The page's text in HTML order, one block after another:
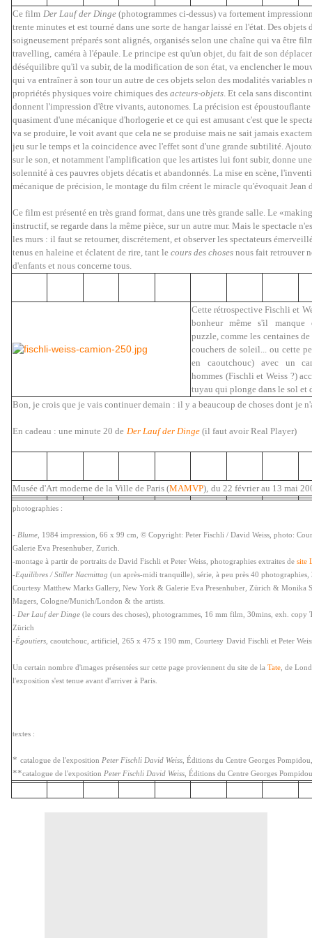
Ce film Der Lauf der Dinge (photogrammes ci-dessus) va fortement
trente minutes et est tourné dans une sorte de hangar laissé en l'état. Des objets
soigneusement préparés sont alignés, organisés selon une chaîne qui va être
travelling, caméra à l'épaule. Le principe est qu'un objet, du fait de son
déséquilibre qu'il va subir, de la modification de son état, va enclencher le
qui va entraîner à son tour un autre de ces objets selon des modalités variables
propriétés physiques voire chimiques des acteurs-objets. Et cela sans
donnent l'impression d'être vivants, autonomes. La précision est
quasiment d'une mécanique d'horlogerie et ce qui est amusant c'est que le
va se produire, le voit avant que cela ne se produise mais ne sait jamais
jeu sur le temps et la coincidence avec l'effet sont d'une grande subtilité.
sur le son, et notamment l'amplification que les artistes lui font subir, donne une
solennité à ces pauvres objets décatis et abandonnés. La mise en scène,
mécanique de précision, le montage du film créent le miracle qu'évoquait Jean
Ce film est présenté en très grand format, dans une très grande salle. Le
instructif, se regarde dans la même pièce, sur un autre mur. Mais le spectacle
les murs : il faut se retourner, discrétement, et observer les spectateurs
tenus en haleine et éclatent de rire, tant le cours des choses nous fait retrouver
d'enfants et nous concerne tous.
Cette rétrospective Fischli et
bonheur même s'il manque
puzzle, comme les centaines
couchers de soleil... ou cette
en caoutchouc) avec un
hommes (Fischli et Weiss ?)
tuyau qui plonge dans le sol et
Bon, je crois que je vais continuer demain : il y a beaucoup de choses dont je
En cadeau : une minute 20 de Der Lauf der Dinge (il faut avoir Real Player)
Musée d'Art moderne de la Ville de Paris (MAMVP), du 22 février au 13 mai
photographies :
- Blume , 1984 impression, 66 x 99 cm, © Copyright: Peter Fischli / David Weiss, photo:
Galerie Eva Presenhuber, Zurich.
-montage à partir de portraits de David Fischli et Peter Weiss, photographies extraites de site
-Equilibres / Stiller Nacmittag (un après-midi tranquille), série, à peu près 40
Courtesy Matthew Marks Gallery, New York & Galerie Eva Presenhuber, Zürich & Monika
Magers, Cologne/Munich/London & the artists.
- Der Lauf der Dinge (le cours des choses), photogrammes, 16 mm film, 30mins, exh. copy
Zürich
-Égoutiers , caoutchouc, artificiel, 265 x 475 x 190 mm, Courtesy David Fischli et Peter
Un certain nombre d'images présentées sur cette page proviennent du site de la Tate , de
l'exposition s'est tenue avant d'arriver à Paris.
textes :
* catalogue de l'exposition Peter Fischli David Weiss , Éditions du Centre Georges
**catalogue de l'exposition Peter Fischli David Weiss , Éditions du Centre Georges